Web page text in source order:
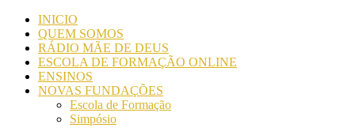
INICIO
QUEM SOMOS
RÁDIO MÃE DE DEUS
ESCOLA DE FORMAÇÃO ONLINE
ENSINOS
NOVAS FUNDAÇÕES
Escola de Formação
Simpósio